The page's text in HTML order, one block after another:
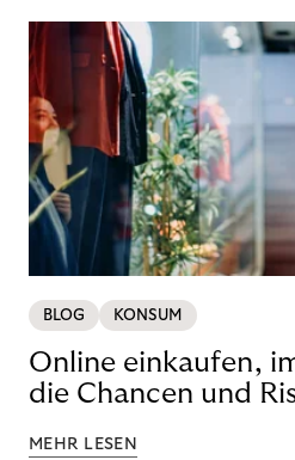
BLOG KONSUM
Online einkaufen,
die Chancen und
MEHR LESEN